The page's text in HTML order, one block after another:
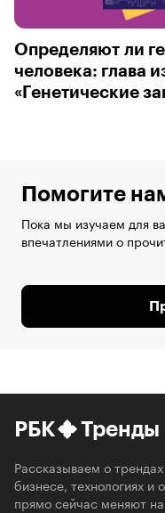
Определяют ли
человека: глава
«Генетические
Помогите
Пока мы изучаем для
впечатлениями о
РБК Тренды
Рассказываем о
бизнесе, технологиях и
прямо сейчас меняют